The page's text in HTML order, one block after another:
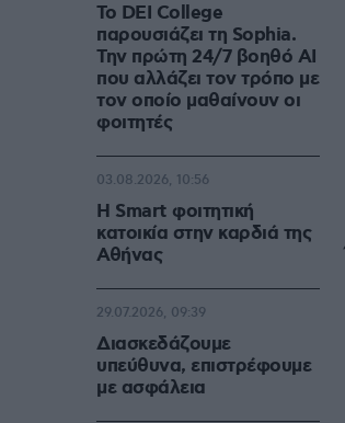
Το DEI College
παρουσιάζει τη Sophia.
Την πρώτη 24/7 βοηθό AI
που αλλάζει τον τρόπο με
τον οποίο μαθαίνουν οι
φοιτητές
Η Smart φοιτητική
κατοικία στην καρδιά της
Αθήνας
03.08.2026, 10:56
Διασκεδάζουμε
υπεύθυνα, επιστρέφουμε
με ασφάλεια
29.07.2026, 09:39